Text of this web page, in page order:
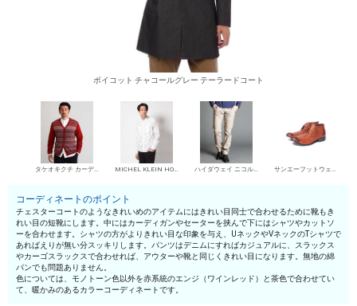
ボイコット チャコールグレー テーラードコート
タケオキクチ カーディガン MICHEL KLEIN HOMME シャツ ハイダウェイ ニコル デニムパンツ・ジーンズ サンエーフットウェア 短靴・レザーシューズ
コーディネートのポイント
チェスターコートのようなきれいめのアイテムにはきれい目同士で合わせるために靴もき
れい目の短靴にします。中にはカーディガンやセーターを挟んで下にはシャツやカットソ
ーを合わせます。シャツの方がよりきれい目な印象を与え、UネックやVネックのTシャツで
あればえりが無い分スッキリします。パンツはデニムにすればカジュアルに、スラックス
やカーゴスラックスで合わせれば、アウターや靴と同じくきれい目になります。無地の綿
パンでも問題ありません。
色については、モノトーン色以外を赤系統のエンジ（ワインレッド）と茶色で合わせてい
て、暖かみのあるカラーコーディネートです。